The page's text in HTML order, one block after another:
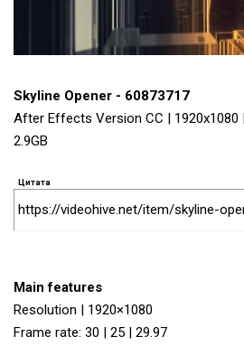
Skyline Opener - 60873717
After Effects Version CC | 1920x1080
2.9GB
Цитата
https://videohive.net/item/skyline-
Main features
Resolution | 1920×1080
Frame rate: 30 | 25 | 29.97